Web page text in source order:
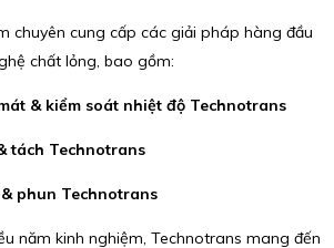
chuyên cung cấp các giải pháp hàng đầu
chất lỏng, bao gồm:
& kiểm soát nhiệt độ Technotrans
tách Technotrans
phun Technotrans
năm kinh nghiệm, Technotrans mang đến